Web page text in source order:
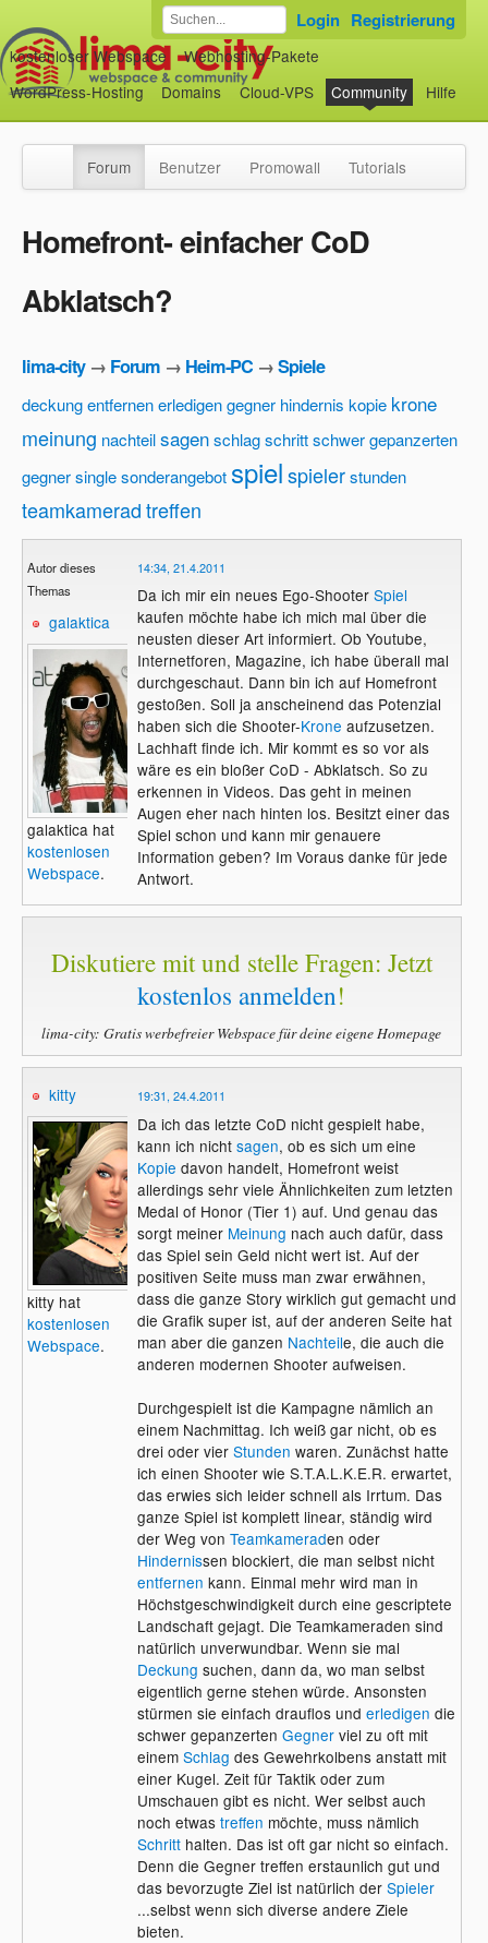
kostenloser Webspace
Webhosting-Pakete
WordPress-Hosting
Domains Cloud-VPS Community Hilfe
Login Registrierung
Forum Benutzer Promowall Tutorials
Homefront- einfacher CoD
Abklatsch?
lima-city→ Forum → Heim-PC →Spiele
deckungentfernenerledigengegner hindernis kopie krone
meinung nachteilsagenschlagschrittschwer gepanzerten
gegnersinglesonderangebot spielspielerstunden
teamkameradtreffen
Autor dieses
Themas
galaktica
galaktica hat
kostenlosen
Webspace.
14:34, 21.4.2011
Da ich mir ein neues Ego-Shooter Spiel
kaufen möchte habe ich mich mal über die
neusten dieser Art informiert. Ob Youtube,
Internetforen, Magazine, ich habe überall mal
durchgeschaut. Dann bin ich auf Homefront
gestoßen. Soll ja anscheinend das Potenzial
haben sich die Shooter-Krone aufzusetzen.
Lachhaft finde ich. Mir kommt es so vor als
wäre es ein bloßer CoD - Abklatsch. So zu
erkennen in Videos. Das geht in meinen
Augen eher nach hinten los. Besitzt einer das
Spiel schon und kann mir genauere
Information geben? Im Voraus danke für jede
Antwort.
Diskutiere mit und stelle Fragen: Jetzt
kostenlos anmelden!
lima-city: Gratis werbefreier Webspace für deine eigene Homepage
kitty
kitty hat
kostenlosen
Webspace.
19:31, 24.4.2011
Da ich das letzte CoD nicht gespielt habe,
kann ich nicht sagen, ob es sich um eine
Kopie davon handelt, Homefront weist
allerdings sehr viele Ähnlichkeiten zum letzten
Medal of Honor (Tier 1) auf. Und genau das
sorgt meiner Meinung nach auch dafür, dass
das Spiel sein Geld nicht wert ist. Auf der
positiven Seite muss man zwar erwähnen,
dass die ganze Story wirklich gut gemacht und
die Grafik super ist, auf der anderen Seite hat
man aber die ganzen Nachteile, die auch die
anderen modernen Shooter aufweisen.
Durchgespielt ist die Kampagne nämlich an
einem Nachmittag. Ich weiß gar nicht, ob es
drei oder vier Stunden waren. Zunächst hatte
ich einen Shooter wie S.T.A.L.K.E.R. erwartet,
das erwies sich leider schnell als Irrtum. Das
ganze Spiel ist komplett linear, ständig wird
der Weg von Teamkameraden oder
Hindernissen blockiert, die man selbst nicht
entfernen kann. Einmal mehr wird man in
Höchstgeschwindigkeit durch eine gescriptete
Landschaft gejagt. Die Teamkameraden sind
natürlich unverwundbar. Wenn sie mal
Deckung suchen, dann da, wo man selbst
eigentlich gerne stehen würde. Ansonsten
stürmen sie einfach drauflos und erledigen die
schwer gepanzerten Gegnerviel zu oft mit
einem Schlag des Gewehrkolbens anstatt mit
einer Kugel. Zeit für Taktik oder zum
Umschauen gibt es nicht. Wer selbst auch
noch etwas treffen möchte, muss nämlich
Schritthalten. Das ist oft gar nicht so einfach.
Denn die Gegner treffen erstaunlich gut und
das bevorzugte Ziel ist natürlich der Spieler
...selbst wenn sich diverse andere Ziele
bieten.